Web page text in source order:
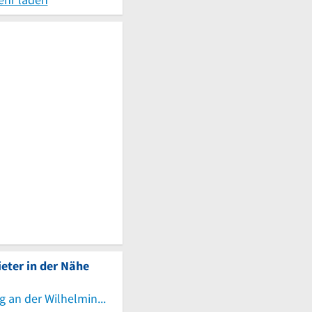
in der Nähe
Buchhandlung an der Wilhelmine Buchhändlerin